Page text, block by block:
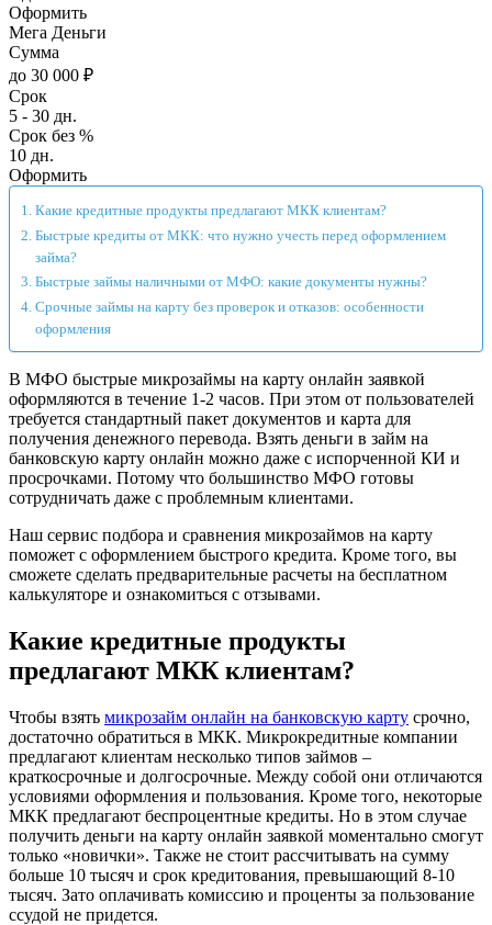
Оформить
Мега Деньги
Сумма
до 30 000 ₽
Срок
5 - 30 дн.
Срок без %
10 дн.
Оформить
Какие кредитные продукты предлагают МКК клиентам?
Быстрые кредиты от МКК: что нужно учесть перед оформлением
займа?
Быстрые займы наличными от МФО: какие документы нужны?
Срочные займы на карту без проверок и отказов: особенности
оформления
В МФО быстрые микрозаймы на карту онлайн заявкой
оформляются в течение 1-2 часов. При этом от пользователей
требуется стандартный пакет документов и карта для
получения денежного перевода. Взять деньги в займ на
банковскую карту онлайн можно даже с испорченной КИ и
просрочками. Потому что большинство МФО готовы
сотрудничать даже с проблемным клиентами.
Наш сервис подбора и сравнения микрозаймов на карту
поможет с оформлением быстрого кредита. Кроме того, вы
сможете сделать предварительные расчеты на бесплатном
калькуляторе и ознакомиться с отзывами.
Какие кредитные продукты
предлагают МКК клиентам?
Чтобы взять микрозайм онлайн на банковскую карту срочно,
достаточно обратиться в МКК. Микрокредитные компании
предлагают клиентам несколько типов займов –
краткосрочные и долгосрочные. Между собой они отличаются
условиями оформления и пользования. Кроме того, некоторые
МКК предлагают беспроцентные кредиты. Но в этом случае
получить деньги на карту онлайн заявкой моментально смогут
только «новички». Также не стоит рассчитывать на сумму
больше 10 тысяч и срок кредитования, превышающий 8-10
тысяч. Зато оплачивать комиссию и проценты за пользование
ссудой не придется.